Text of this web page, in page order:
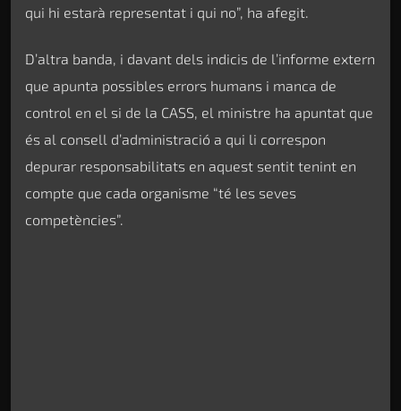
qui hi estarà representat i qui no”, ha afegit.
D’altra banda, i davant dels indicis de l’informe extern
que apunta possibles errors humans i manca de
control en el si de la CASS, el ministre ha apuntat que
és al consell d’administració a qui li correspon
depurar responsabilitats en aquest sentit tenint en
compte que cada organisme “té les seves
competències”.